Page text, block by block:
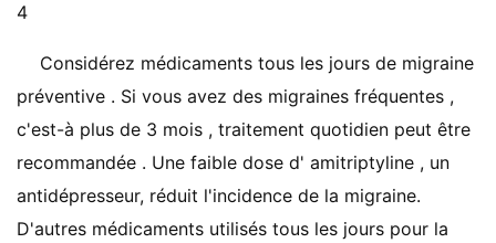
4
Considérez médicaments tous les jours de migraine
préventive . Si vous avez des migraines fréquentes ,
c'est-à plus de 3 mois , traitement quotidien peut être
recommandée . Une faible dose d' amitriptyline , un
antidépresseur, réduit l'incidence de la migraine.
D'autres médicaments utilisés tous les jours pour la